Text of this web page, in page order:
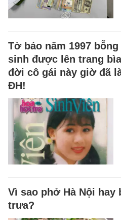
Tờ báo năm 1997
sinh được lên trang
đời cô gái này giờ đã
ĐH!
Vì sao phở Hà Nội
trưa?